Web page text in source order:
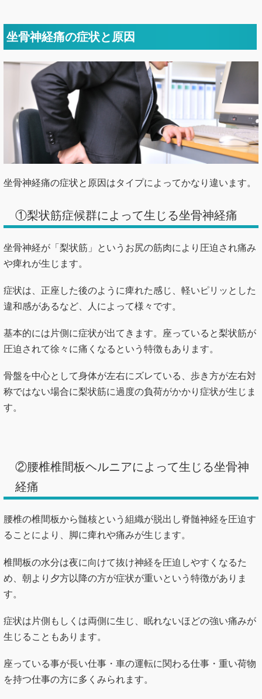
坐骨神経痛の症状と原因
坐骨神経痛の症状と原因はタイプによってかなり違います。
①梨状筋症候群によって生じる坐骨神経痛
坐骨神経が「梨状筋」というお尻の筋肉により圧迫され痛み
や痺れが生じます。
症状は、正座した後のように痺れた感じ、軽いピリッとした
違和感があるなど、人によって様々です。
基本的には片側に症状が出てきます。座っていると梨状筋が
圧迫されて徐々に痛くなるという特徴もあります。
骨盤を中心として身体が左右にズレている、歩き方が左右対
称ではない場合に梨状筋に過度の負荷がかかり症状が生じま
す。
②腰椎椎間板ヘルニアによって生じる坐骨神
経痛
腰椎の椎間板から髄核という組織が脱出し脊髄神経を圧迫す
ることにより、脚に痺れや痛みが生じます。
椎間板の水分は夜に向けて抜け神経を圧迫しやすくなるた
め、朝より夕方以降の方が症状が重いという特徴がありま
す。
症状は片側もしくは両側に生じ、眠れないほどの強い痛みが
生じることもあります。
座っている事が長い仕事・車の運転に関わる仕事・重い荷物
を持つ仕事の方に多くみられます。